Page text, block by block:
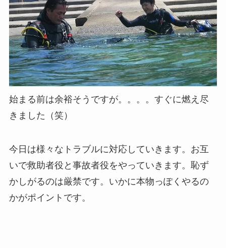
始まる前は余裕そうですが。。。。すぐに燃え尽
きました（笑）
今日は様々なトラブルに対応していきます。お互
いで救助者役と事故者役をやっていきます。恥ず
かしがるのは厳禁です。いかに本物っぽくやるの
かがポイントです。